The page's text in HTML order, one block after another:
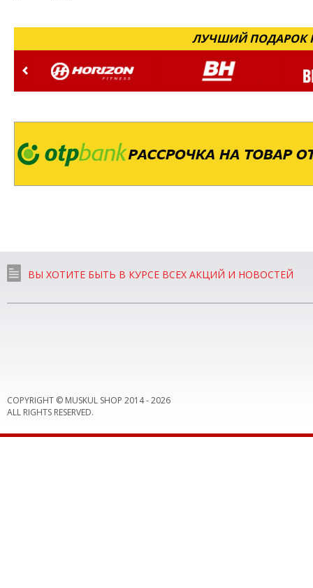
ЛУЧШИЙ ПОДАРОК
ВЫ ХОТИТЕ БЫТЬ В КУРСЕ ВСЕХ АКЦИЙ И НОВОСТЕЙ
COPYRIGHT © MUSKUL SHOP 2014 -2026
ALL RIGHTS RESERVED.